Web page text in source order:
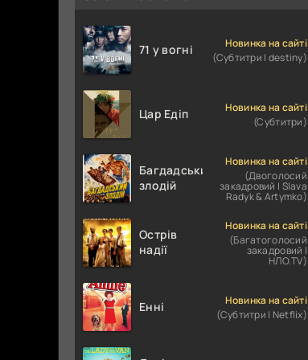
71 у вогні
Новинка на сайті
(Субтитри | destiny)
Цар Едіп
Новинка на сайті
(Субтитри)
Багдадський
злодій
Новинка на сайті
(Двоголосий
закадровий | Slava
Radyk & Artymko)
Острів
надії
Новинка на сайті
(Багатоголосий
закадровий |
НЛО.TV)
Енні
Новинка на сайті
(Субтитри | Netflix)